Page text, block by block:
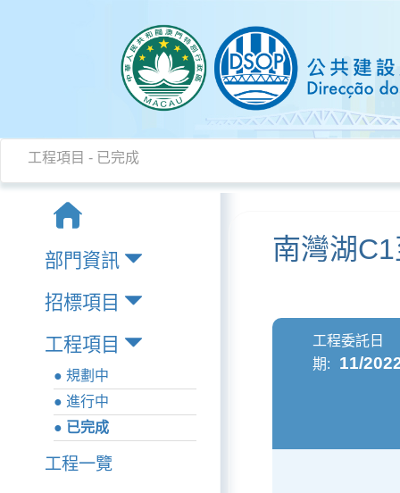
工程項目 - 已完成
部門資訊
招標項目
工程項目
● 規劃中
● 進行中
● 已完成
工程一覽
南灣湖
工程委託日
期:
11/